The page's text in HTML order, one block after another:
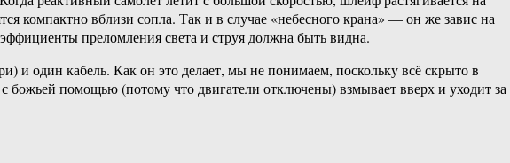
компактно вблизи сопла. Так и в случае «небесного крана» — он же завис на
преломления света и струя должна быть видна.
и один кабель. Как он это делает, мы не понимаем, поскольку всё скрыто в
божьей помощью (потому что двигатели отключены) взмывает вверх и уходит за